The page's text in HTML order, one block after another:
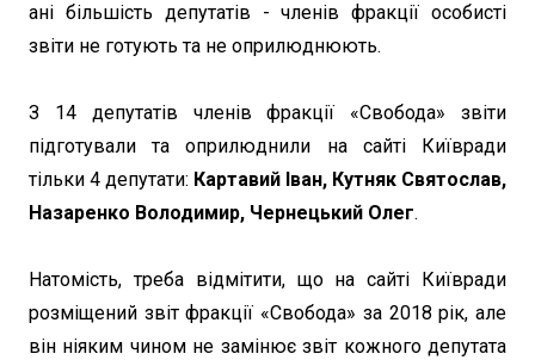
ані більшість депутатів - членів фракції особисті
звіти не готують та не оприлюднюють.
З 14 депутатів членів фракції «Свобода» звіти
підготували та оприлюднили на сайті Київради
тільки 4 депутати: Картавий Іван, Кутняк Святослав,
Назаренко Володимир, Чернецький Олег.
Натомість, треба відмітити, що на сайті Київради
розміщений звіт фракції «Свобода» за 2018 рік, але
він ніяким чином не замінює звіт кожного депутата